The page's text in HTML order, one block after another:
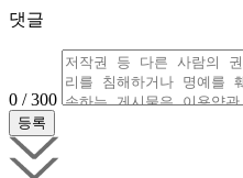
댓글
0 / 300